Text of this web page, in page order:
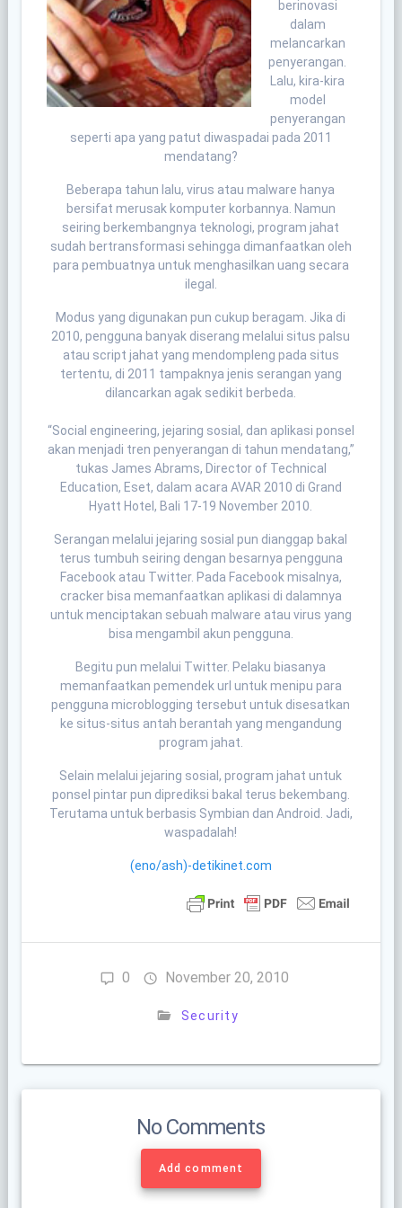
berinovasi
dalam
melancarkan
penyerangan.
Lalu, kira-kira
model
penyerangan
seperti apa yang patut diwaspadai pada 2011
mendatang?
Beberapa tahun lalu, virus atau malware hanya
bersifat merusak komputer korbannya. Namun
seiring berkembangnya teknologi, program jahat
sudah bertransformasi sehingga dimanfaatkan oleh
para pembuatnya untuk menghasilkan uang secara
ilegal.
Modus yang digunakan pun cukup beragam. Jika di
2010, pengguna banyak diserang melalui situs palsu
atau script jahat yang mendompleng pada situs
tertentu, di 2011 tampaknya jenis serangan yang
dilancarkan agak sedikit berbeda.
“Social engineering, jejaring sosial, dan aplikasi ponsel
akan menjadi tren penyerangan di tahun mendatang,”
tukas James Abrams, Director of Technical
Education, Eset, dalam acara AVAR 2010 di Grand
Hyatt Hotel, Bali 17-19 November 2010.
Serangan melalui jejaring sosial pun dianggap bakal
terus tumbuh seiring dengan besarnya pengguna
Facebook atau Twitter. Pada Facebook misalnya,
cracker bisa memanfaatkan aplikasi di dalamnya
untuk menciptakan sebuah malware atau virus yang
bisa mengambil akun pengguna.
Begitu pun melalui Twitter. Pelaku biasanya
memanfaatkan pemendek url untuk menipu para
pengguna microblogging tersebut untuk disesatkan
ke situs-situs antah berantah yang mengandung
program jahat.
Selain melalui jejaring sosial, program jahat untuk
ponsel pintar pun diprediksi bakal terus bekembang.
Terutama untuk berbasis Symbian dan Android. Jadi,
waspadalah!
(eno/ash)-detikinet.com
0 November 20, 2010
Security
No Comments
Add comment